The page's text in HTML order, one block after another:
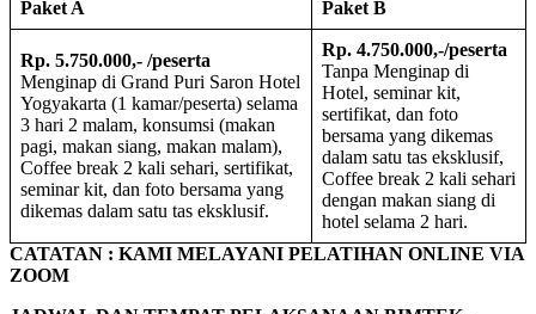
Paket A Paket B
Rp. 5.750.000,- /peserta
Menginap di Grand Puri Saron Hotel
Yogyakarta (1 kamar/peserta) selama
3 hari 2 malam, konsumsi (makan
pagi, makan siang, makan malam),
Coffee break 2 kali sehari, sertifikat,
seminar kit, dan foto bersama yang
dikemas dalam satu tas eksklusif.
Rp. 4.750.000,-/peserta
Tanpa Menginap di
Hotel, seminar kit,
sertifikat, dan foto
bersama yang dikemas
dalam satu tas eksklusif,
Coffee break 2 kali sehari
dengan makan siang di
hotel selama 2 hari.
CATATAN : KAMI MELAYANI PELATIHAN ONLINE VIA
ZOOM